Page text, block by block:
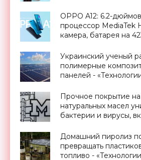
OPPO A12: 6.2-
процессор MediaTek
камера, батарея на
Украинский ученый
полимерные
панелей -
Прочное покрытие
натуральных масел
бактерии и вирусы,
Домашний пиролиз
превращать
топливо -